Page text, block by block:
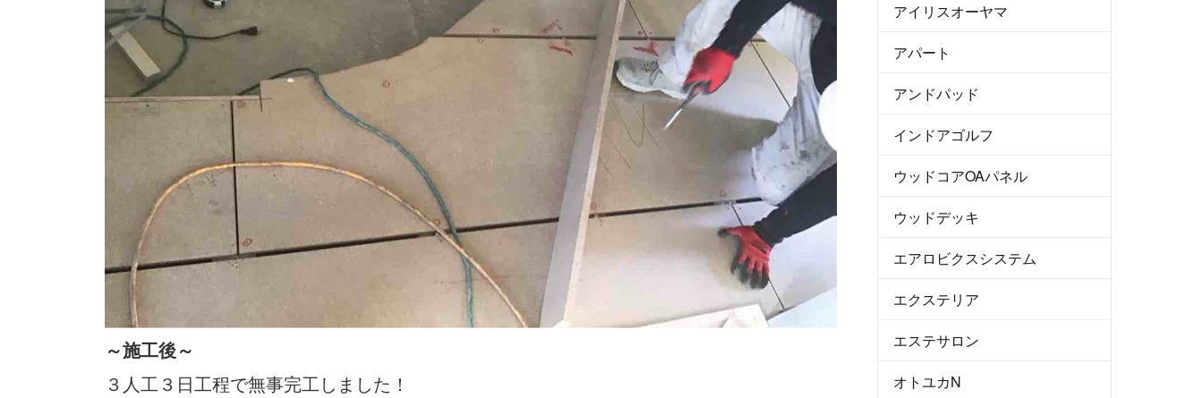
～施工後～
３人工３日工程で無事完工しました！
アイリスオーヤマ
アパート
アンドパッド
インドアゴルフ
ウッドコアOAパネル
ウッドデッキ
エアロビクスシステム
エクステリア
エステサロン
オトユカN